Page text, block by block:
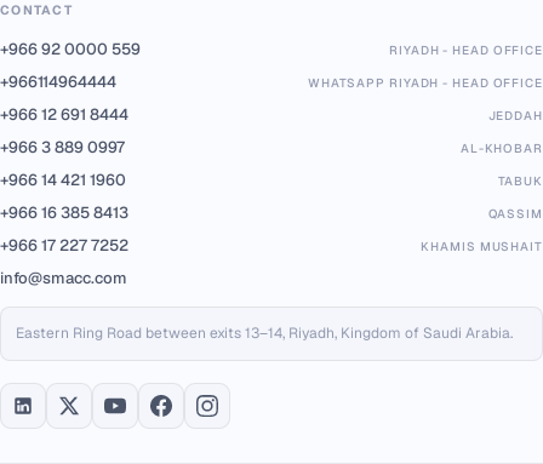
CONTACT
+966 92 0000 559 RIYADH - HEAD OFFICE
+966114964444 WHATSAPP RIYADH - HEAD OFFICE
+966 12 691 8444 JEDDAH
+966 3 889 0997 AL-KHOBAR
+966 14 421 1960 TABUK
+966 16 385 8413 QASSIM
+966 17 227 7252 KHAMIS MUSHAIT
info@smacc.com
Eastern Ring Road between exits 13–14, Riyadh, Kingdom of Saudi Arabia.